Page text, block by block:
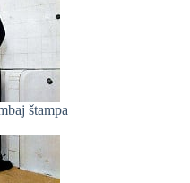
štampa